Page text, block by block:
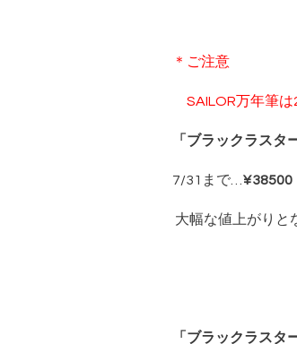
＊ご注意
SAILOR万年筆は
「 ブラックラスタ
7/31まで…¥38500
大幅な値上がりと
「ブラックラスタ